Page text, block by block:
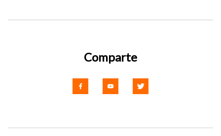
Comparte